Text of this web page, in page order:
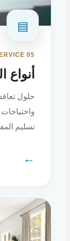
▤
SERVICE 05
أنواع
حلول
تسليم
←